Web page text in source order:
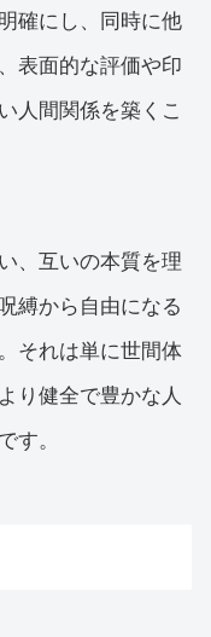
確にし、同時に他
表面的な評価や印
人間関係を築くこ
、互いの本質を理
縛から自由になる
それは単に世間体
り健全で豊かな人
す。